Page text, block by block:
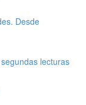
Desde
lecturas